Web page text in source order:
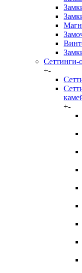
Сеттинги-
+-
+-